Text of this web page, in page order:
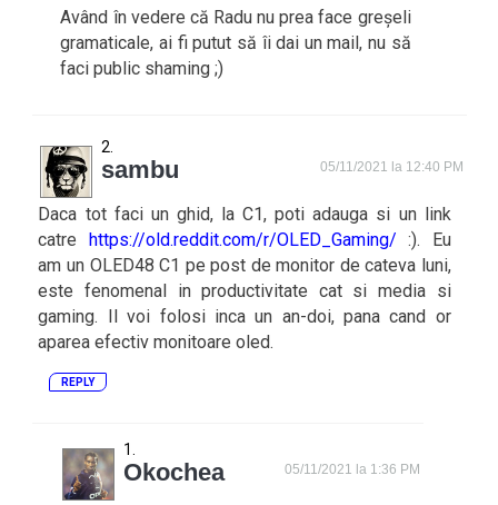
Având în vedere că Radu nu prea face greșeli
gramaticale, ai fi putut să îi dai un mail, nu să
faci public shaming ;)
sambu 05/11/2021 la 12:40 PM
Daca tot faci un ghid, la C1, poti adauga si un link
catre
https://old.reddit.com/r/OLED_Gaming/ :). Eu
am un OLED48 C1 pe post de monitor de cateva luni,
este fenomenal in productivitate cat si media si
gaming. Il voi folosi inca un an-doi, pana cand or
aparea efectiv monitoare oled.
REPLY
Okochea 05/11/2021 la 1:36 PM